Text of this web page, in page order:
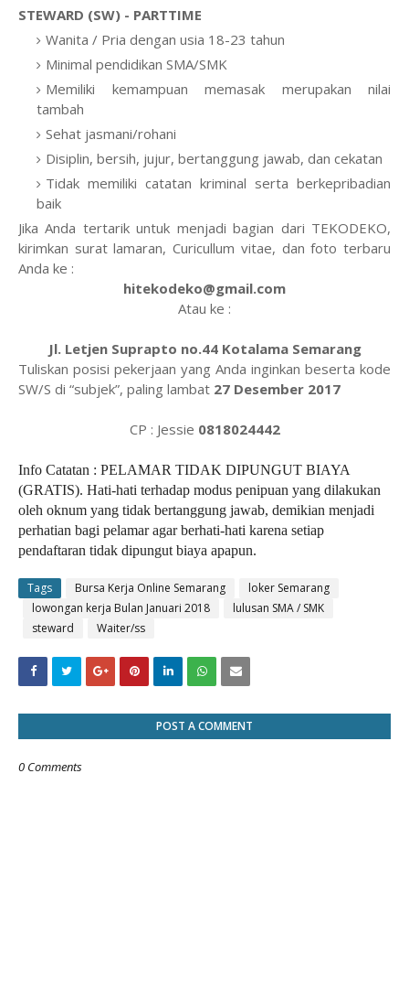
STEWARD (SW) - PARTTIME
Wanita / Pria dengan usia 18-23 tahun
Minimal pendidikan SMA/SMK
Memiliki kemampuan memasak merupakan nilai
tambah
Sehat jasmani/rohani
Disiplin, bersih, jujur, bertanggung jawab, dan cekatan
Tidak memiliki catatan kriminal serta berkepribadian
baik
Jika Anda tertarik untuk menjadi bagian dari TEKODEKO,
kirimkan surat lamaran, Curicullum vitae, dan foto terbaru
Anda ke :
hitekodeko@gmail.com
Atau ke :
Jl. Letjen Suprapto no.44 Kotalama Semarang
Tuliskan posisi pekerjaan yang Anda inginkan beserta kode
SW/S di “subjek”, paling lambat 27 Desember 2017
CP : Jessie 0818024442
Info Catatan : PELAMAR TIDAK DIPUNGUT BIAYA
(GRATIS). Hati-hati terhadap modus penipuan yang dilakukan
oleh oknum yang tidak bertanggung jawab, demikian menjadi
perhatian bagi pelamar agar berhati-hati karena setiap
pendaftaran tidak dipungut biaya apapun.
Tags Bursa Kerja Online Semarang
loker Semarang
lowongan kerja Bulan Januari 2018
lulusan SMA / SMK
steward
Waiter/ss
POST A COMMENT
0 Comments